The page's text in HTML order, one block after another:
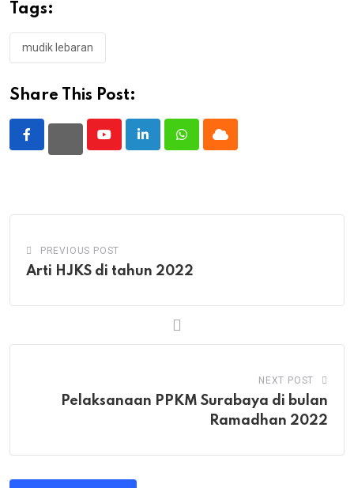
Tags:
mudik lebaran
Share This Post:
YoutubeLinkedInWhatsappCloud
PREVIOUS POST
Arti HJKS di tahun 2022
NEXT POST
Pelaksanaan PPKM Surabaya di bulan
Ramadhan 2022